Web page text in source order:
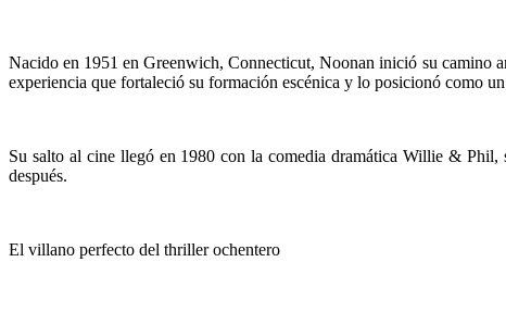
Nacido en 1951 en Greenwich, Connecticut, Noonan inició su camino
experiencia que fortaleció su formación escénica y lo posicionó como
Su salto al cine llegó en 1980 con la comedia dramática Willie & Phil,
después.
El villano perfecto del thriller ochentero